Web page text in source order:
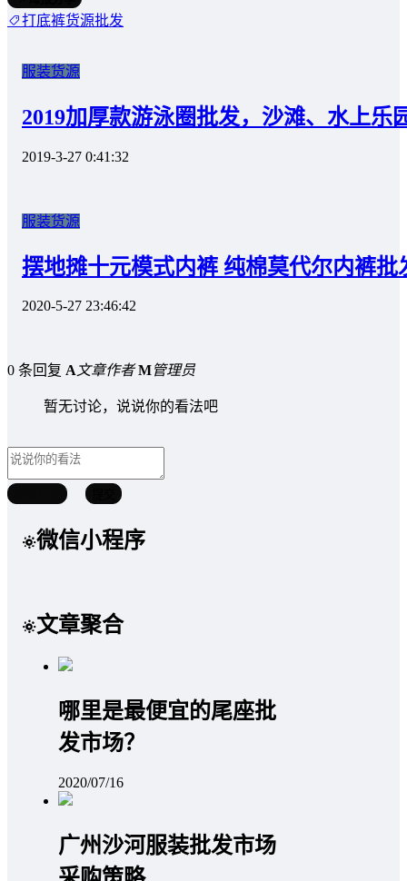
打底裤货源批发
服装货源
2019加厚款游泳圈批发，沙滩、水上乐
2019-3-27 0:41:32
服装货源
摆地摊十元模式内裤 纯棉莫代尔内裤批
2020-5-27 23:46:42
0 条回复 A文章作者 M管理员
暂无讨论，说说你的看法吧
微信小程序
文章聚合
哪里是最便宜的尾座批
发市场？
2020/07/16
广州沙河服装批发市场